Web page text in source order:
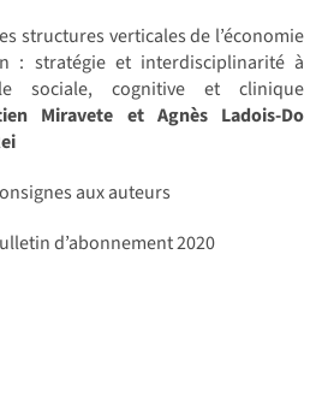
structures verticales de l’économie
: stratégie et interdisciplinarité à
sociale, cognitive et clinique
Miravete et Agnès Ladois-Do
aux auteurs
d’abonnement 2020